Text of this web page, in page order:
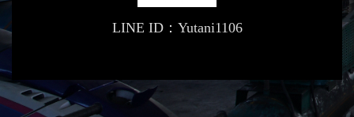
LINE ID：Yutani1106